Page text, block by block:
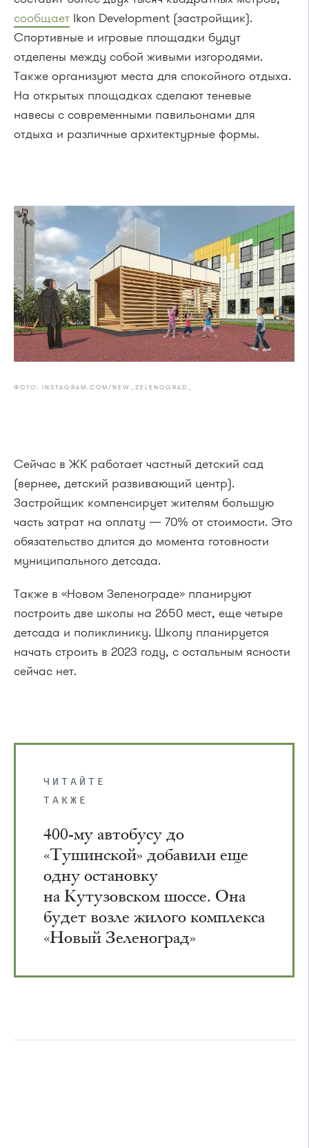
сообщает Ikon Development (застройщик).
Спортивные и игровые площадки будут
отделены между собой живыми изгородями.
Также организуют места для спокойного отдыха.
На открытых площадках сделают теневые
навесы с современными павильонами для
отдыха и различные архитектурные формы.
ФОТО: INSTAGRAM.COM/NEW_ZELENOGRAD_
Сейчас в ЖК работает частный детский сад
(вернее, детский развивающий центр).
Застройщик компенсирует жителям большую
часть затрат на оплату — 70% от стоимости. Это
обязательство длится до момента готовности
муниципального детсада.
Также в «Новом Зеленограде» планируют
построить две школы на 2650 мест, еще четыре
детсада и поликлинику. Школу планируется
начать строить в 2023 году, с остальным ясности
сейчас нет.
ЧИТАЙТЕ
ТАКЖЕ
400-му автобусу до
«Тушинской» добавили еще
одну остановку
на Кутузовском шоссе. Она
будет возле жилого комплекса
«Новый Зеленоград»